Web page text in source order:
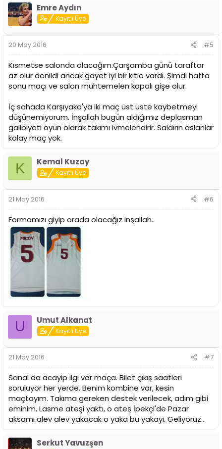
Emre Aydın
Kayıtlı Üye
20 May 2016 #5
Kısmetse salonda olacağım.Çarşamba günü taraftar
az olur denildi ancak gayet iyi bir kitle vardı. Şimdi hafta
sonu maçı ve salon muhtemelen kapalı gişe olur.
İç sahada Karşıyaka'ya iki maç üst üste kaybetmeyi
düşünemiyorum. İnşallah bugün aldığımız deplasman
galibiyeti oyun olarak takımı ivmelendirir. Saldırın aslanlar
kolay maç yok.
K Kemal Kuzay
Kayıtlı Üye
21 May 2016 #6
Formamızı giyip orada olacağız inşallah..
U Umut Alkanat
Kayıtlı Üye
21 May 2016 #7
Sanal da acayip ilgi var maça. Bilet çıkış saatleri
soruluyor her yerde. Benim kombine var, kesin
maçtayım. Takıma gereken destek verilecek, adım gibi
eminim. Lasme ateşi yaktı, o ateş İpekçi'de Pazar
aksamı alev alev yakacak o yaka bu yakayı. Geliyoruz...
Serkut Yavuzşen